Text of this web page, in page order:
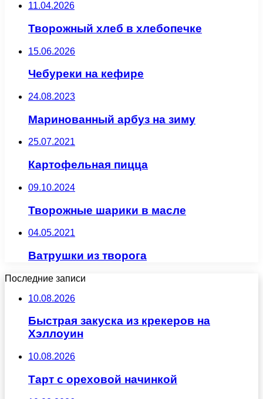
11.04.2026
Творожный хлеб в хлебопечке
15.06.2026
Чебуреки на кефире
24.08.2023
Маринованный арбуз на зиму
25.07.2021
Картофельная пицца
09.10.2024
Творожные шарики в масле
04.05.2021
Ватрушки из творога
Последние записи
10.08.2026
Быстрая закуска из крекеров на
Хэллоуин
10.08.2026
Тарт с ореховой начинкой